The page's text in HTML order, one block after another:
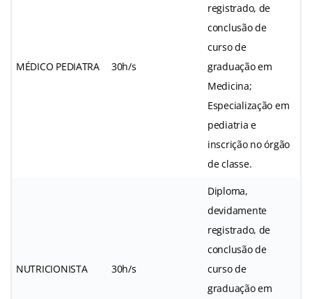
MÉDICO PEDIATRA 30h/s
registrado, de
conclusão de
curso de
graduação em
Medicina;
Especialização em
pediatria e
inscrição no órgão
de classe.
NUTRICIONISTA 30h/s
Diploma,
devidamente
registrado, de
conclusão de
curso de
graduação em